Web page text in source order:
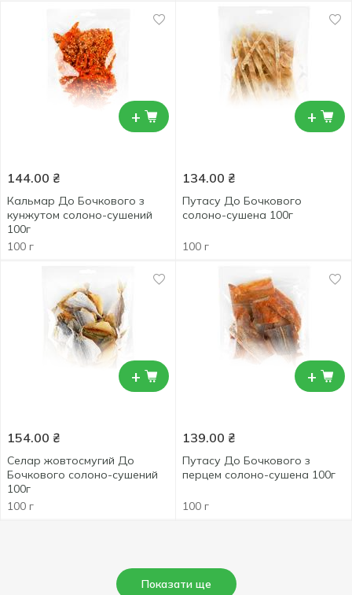
+
144.00 ₴
Кальмар До Бочкового з
кунжутом солоно-сушений
100г
100 г
+
134.00 ₴
Путасу До Бочкового
солоно-сушена 100г
100 г
+
154.00 ₴
Селар жовтосмугий До
Бочкового солоно-сушений
100г
100 г
+
139.00 ₴
Путасу До Бочкового з
перцем солоно-сушена 100г
100 г
Показати ще